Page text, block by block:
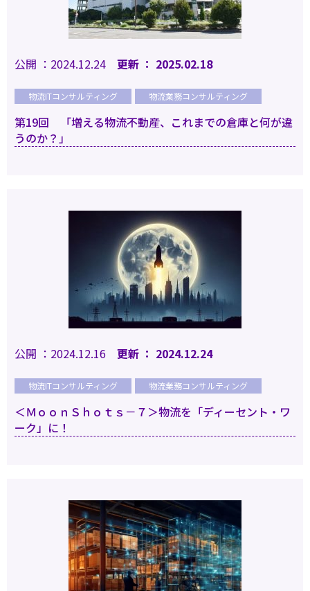
公開 ：2024.12.24 更新 ： 2025.02.18
物流ITコンサルティング 物流業務コンサルティング
第19回 「増える物流不動産、これまでの倉庫と何が違
うのか？」
公開 ：2024.12.16 更新 ： 2024.12.24
物流ITコンサルティング 物流業務コンサルティング
＜ＭｏｏｎＳｈｏｔｓ－７＞物流を「ディーセント・ワ
ーク」に！